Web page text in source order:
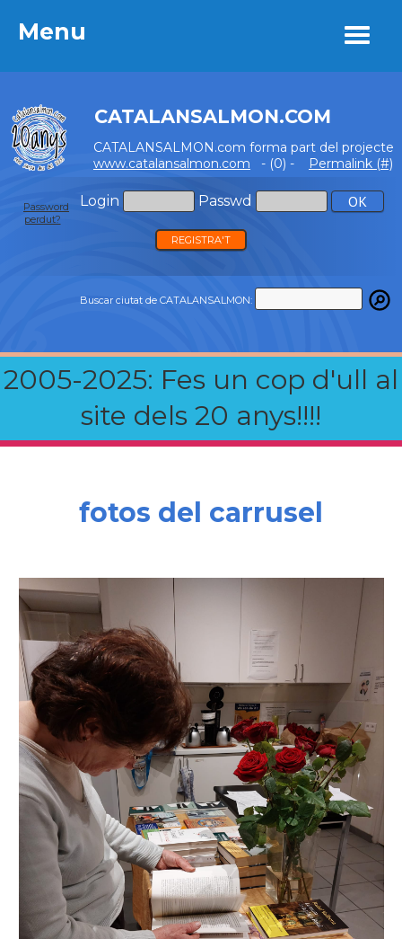
Menu
CATALANSALMON.COM
CATALANSALMON.com forma part del projecte
www.catalansalmon.com - (0) - Permalink (#)
Login Passwd
Password
perdut?
REGISTRA'T
Buscar ciutat de CATALANSALMON:
2005-2025: Fes un cop d'ull al
site dels 20 anys!!!!
Menu
fotos del carrusel